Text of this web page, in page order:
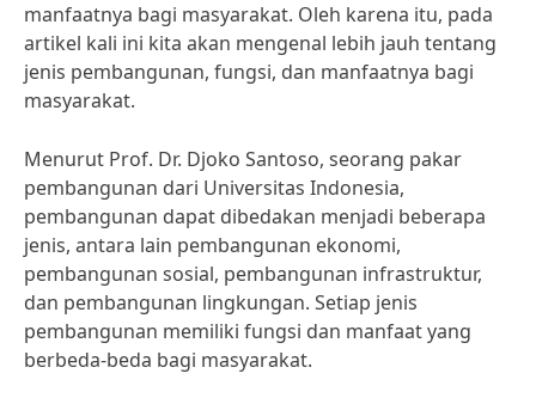
manfaatnya bagi masyarakat. Oleh karena itu, pada
artikel kali ini kita akan mengenal lebih jauh tentang
jenis pembangunan, fungsi, dan manfaatnya bagi
masyarakat.
Menurut Prof. Dr. Djoko Santoso, seorang pakar
pembangunan dari Universitas Indonesia,
pembangunan dapat dibedakan menjadi beberapa
jenis, antara lain pembangunan ekonomi,
pembangunan sosial, pembangunan infrastruktur,
dan pembangunan lingkungan. Setiap jenis
pembangunan memiliki fungsi dan manfaat yang
berbeda-beda bagi masyarakat.